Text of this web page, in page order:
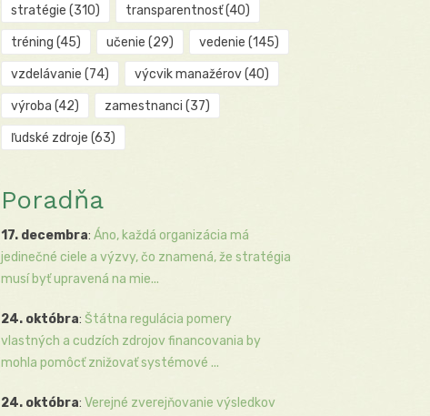
stratégie (310) transparentnosť(40)
tréning (45) učenie (29) vedenie (145)
vzdelávanie (74) výcvik manažérov(40)
výroba (42) zamestnanci (37)
ľudské zdroje (63)
Poradňa
17. decembra: Áno, každá organizácia má
jedinečné ciele a výzvy, čo znamená, že stratégia
musí byť upravená na mie...
24. októbra: Štátna regulácia pomery
vlastných a cudzích zdrojov financovania by
mohla pomôcť znižovať systémové ...
24. októbra: Verejné zverejňovanie výsledkov